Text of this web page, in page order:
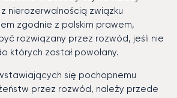
nierozerwalnością związku
zgodnie z polskim prawem,
rozwiązany przez rozwód, jeśli nie
których został powołany.
się pochopnemu
przez rozwód, należy przede